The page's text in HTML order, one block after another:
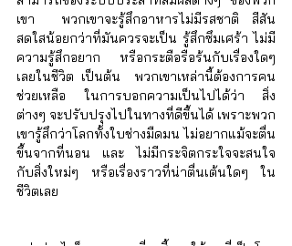
เขา  พวกเขาจะรู้สึกอาหารไม่มีรสชาติ สีสัน
สดใสน้อยกว่าที่มันควรจะเป็น รู้สึกซึมเศร้า ไม่มี
ความรู้สึกอยาก หรือกระตือรือร้นกับเรื่องใดๆ
เลยในชีวิต เป็นต้น  พวกเขาเหล่านี้ต้องการคน
ช่วยเหลือ ในการบอกความเป็นไปได้ว่า สิ่ง
ต่างๆ จะปรับปรุงไปในทางที่ดีขึ้นได้ เพราะพวก
เขารู้สึกว่าโลกทั้งใบช่างมืดมน ไม่อยากแม้จะตื่น
ขึ้นจากที่นอน และ ไม่มีกระจิตกระใจจะสนใจ
กับสิ่งใหม่ๆ หรือเรื่องราวที่น่าตื่นเต้นใดๆ ใน
ชีวิตเลย